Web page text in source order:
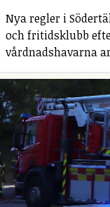
Nya regler i
och fritidsklubb
vårdnadshavarna